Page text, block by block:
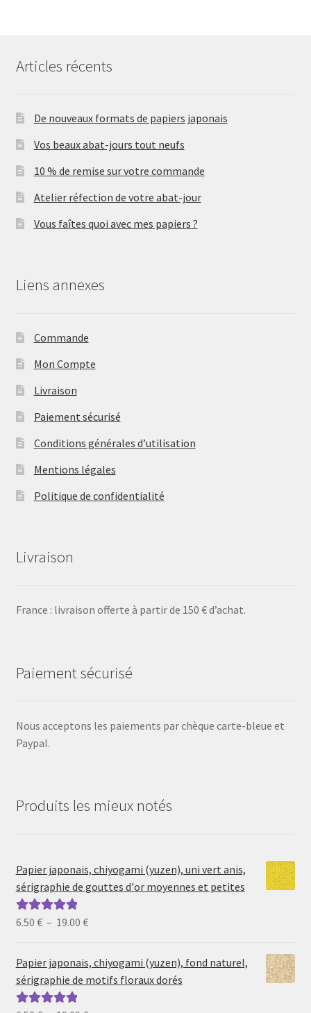
Articles récents
De nouveaux formats de papiers japonais
Vos beaux abat-jours tout neufs
10 % de remise sur votre commande
Atelier réfection de votre abat-jour
Vous faîtes quoi avec mes papiers ?
Liens annexes
Commande
Mon Compte
Livraison
Paiement sécurisé
Conditions générales d’utilisation
Mentions légales
Politique de confidentialité
Livraison
France : livraison offerte à partir de 150 € d’achat.
Paiement sécurisé
Nous acceptons les paiements par chèque carte-bleue et
Paypal.
Produits les mieux notés
Papier japonais, chiyogami (yuzen), uni vert anis,
sérigraphie de gouttes d'or moyennes et petites
Note5.00sur
6.50 € – 19.00 €Plage
prix :
6.50 €
19.00 €
Papier japonais, chiyogami (yuzen), fond naturel,
sérigraphie de motifs floraux dorés